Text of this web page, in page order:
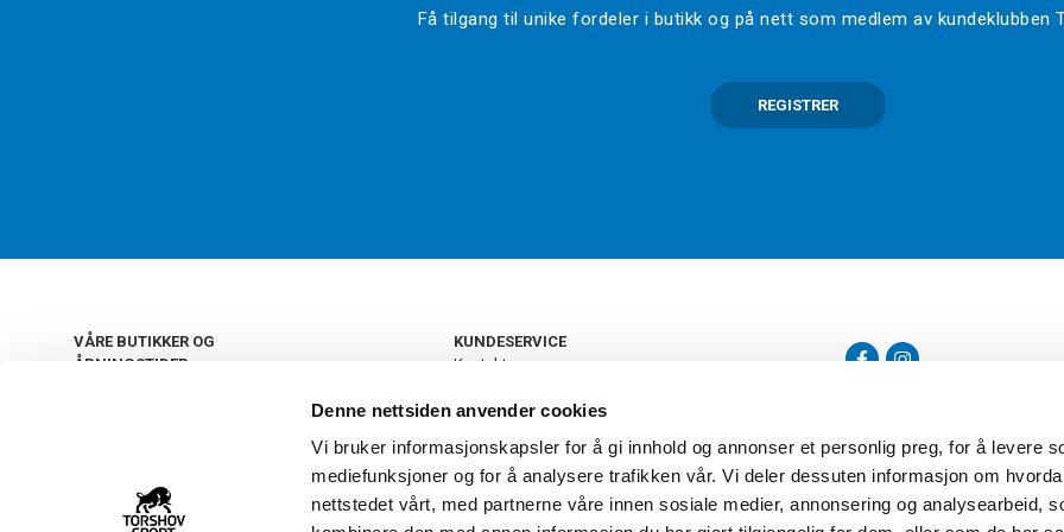
Denne nettsiden anvender cookies
Vi bruker informasjonskapsler for å gi innhold og annonser et personlig preg, for å levere
mediefunksjoner og for å analysere trafikken vår. Vi deler dessuten informasjon om
nettstedet vårt, med partnerne våre innen sosiale medier, annonsering og analysearbeid,
Få tilgang til unike fordeler i butikk og på nett som medlem av kundeklubben
REGISTRER
VÅRE BUTIKKER OG
ÅPNINGSTIDER
KUNDESERVICE
Kontakt oss
Retur og bytte
Personvern
Frakt og levering
Ledige stillinger
FAQ - Ofte stilte spørsmål
Torshov Sport har over 90 års
klubbhandel. Torshov Sport har
Drammen, Sandvika Storsenter